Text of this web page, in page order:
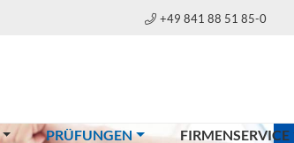
+49 841 88 51 85-0
PRÜFUNGEN(CURRENT)FIRMENSERVICE